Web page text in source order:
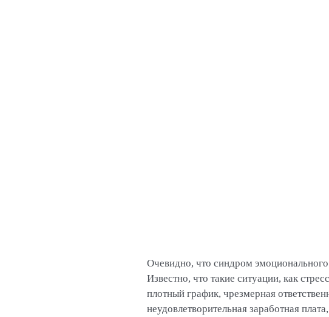
Очевидно, что синдром
Известно, что такие ситуации, как
плотный график, чрезмерная
неудовлетворительная заработная